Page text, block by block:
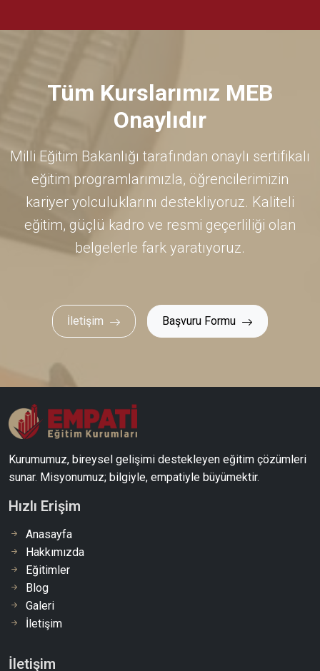
Tüm Kurslarımız MEB
Onaylıdır
Milli Eğitim Bakanlığı tarafından onaylı sertifikalı
eğitim programlarımızla, öğrencilerimizin
kariyer yolculuklarını destekliyoruz. Kaliteli
eğitim, güçlü kadro ve resmi geçerliliği olan
belgelerle fark yaratıyoruz.
İletişim Başvuru Formu
Kurumumuz, bireysel gelişimi destekleyen eğitim çözümleri
sunar. Misyonumuz; bilgiyle, empatiyle büyümektir.
Hızlı Erişim
Anasayfa
Hakkımızda
Eğitimler
Blog
Galeri
İletişim
İletişim